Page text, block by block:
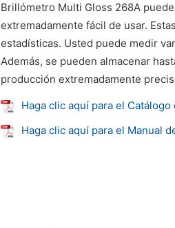
Brillómetro Multi Gloss 268A
extremadamente fácil de usar.
estadísticas. Usted puede medir
Además, se pueden almacenar
producción extremadamente
Haga clic aquí para el
Haga clic aquí para el Manual